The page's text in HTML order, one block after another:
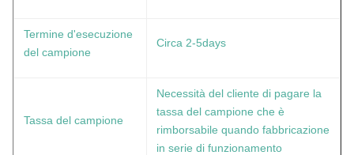
Termine d'esecuzione
del campione
Circa 2-5days
Tassa del campione
Necessità del cliente di pagare la
tassa del campione che è
rimborsabile quando fabbricazione
in serie di funzionamento